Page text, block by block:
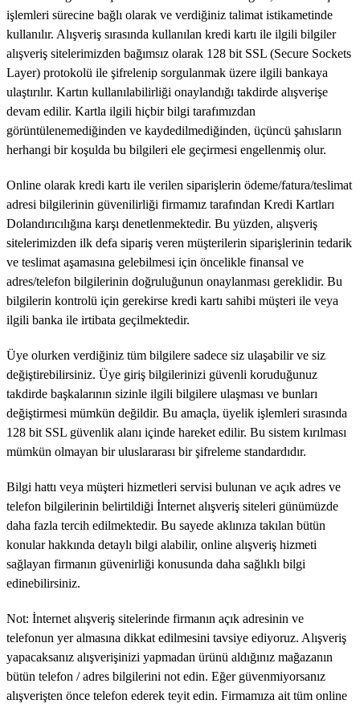
işlemleri sürecine bağlı olarak ve verdiğiniz talimat istikametinde
kullanılır. Alışveriş sırasında kullanılan kredi kartı ile ilgili bilgiler
alışveriş sitelerimizden bağımsız olarak 128 bit SSL (Secure Sockets
Layer) protokolü ile şifrelenip sorgulanmak üzere ilgili bankaya
ulaştırılır. Kartın kullanılabilirliği onaylandığı takdirde alışverişe
devam edilir. Kartla ilgili hiçbir bilgi tarafımızdan
görüntülenemediğinden ve kaydedilmediğinden, üçüncü şahısların
herhangi bir koşulda bu bilgileri ele geçirmesi engellenmiş olur.
Online olarak kredi kartı ile verilen siparişlerin ödeme/fatura/teslimat
adresi bilgilerinin güvenilirliği firmamız tarafından Kredi Kartları
Dolandırıcılığına karşı denetlenmektedir. Bu yüzden, alışveriş
sitelerimizden ilk defa sipariş veren müşterilerin siparişlerinin tedarik
ve teslimat aşamasına gelebilmesi için öncelikle finansal ve
adres/telefon bilgilerinin doğruluğunun onaylanması gereklidir. Bu
bilgilerin kontrolü için gerekirse kredi kartı sahibi müşteri ile veya
ilgili banka ile irtibata geçilmektedir.
Üye olurken verdiğiniz tüm bilgilere sadece siz ulaşabilir ve siz
değiştirebilirsiniz. Üye giriş bilgilerinizi güvenli koruduğunuz
takdirde başkalarının sizinle ilgili bilgilere ulaşması ve bunları
değiştirmesi mümkün değildir. Bu amaçla, üyelik işlemleri sırasında
128 bit SSL güvenlik alanı içinde hareket edilir. Bu sistem kırılması
mümkün olmayan bir uluslararası bir şifreleme standardıdır.
Bilgi hattı veya müşteri hizmetleri servisi bulunan ve açık adres ve
telefon bilgilerinin belirtildiği İnternet alışveriş siteleri günümüzde
daha fazla tercih edilmektedir. Bu sayede aklınıza takılan bütün
konular hakkında detaylı bilgi alabilir, online alışveriş hizmeti
sağlayan firmanın güvenirliği konusunda daha sağlıklı bilgi
edinebilirsiniz.
Not: İnternet alışveriş sitelerinde firmanın açık adresinin ve
telefonun yer almasına dikkat edilmesini tavsiye ediyoruz. Alışveriş
yapacaksanız alışverişinizi yapmadan ürünü aldığınız mağazanın
bütün telefon / adres bilgilerini not edin. Eğer güvenmiyorsanız
alışverişten önce telefon ederek teyit edin. Firmamıza ait tüm online